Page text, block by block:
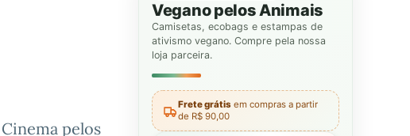
pelos
Vegano pelos Animais
Camisetas, ecobags e estampas de
ativismo vegano. Compre pela nossa
loja parceira.
Frete grátis em compras a partir
de R$ 90,00